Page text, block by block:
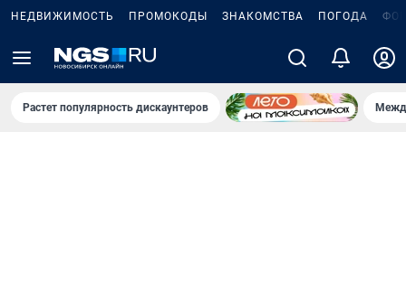
НЕДВИЖИМОСТЬ ПРОМОКОДЫ ЗНАКОМСТВА ПОГОДА
Растет популярность дискаунтеров